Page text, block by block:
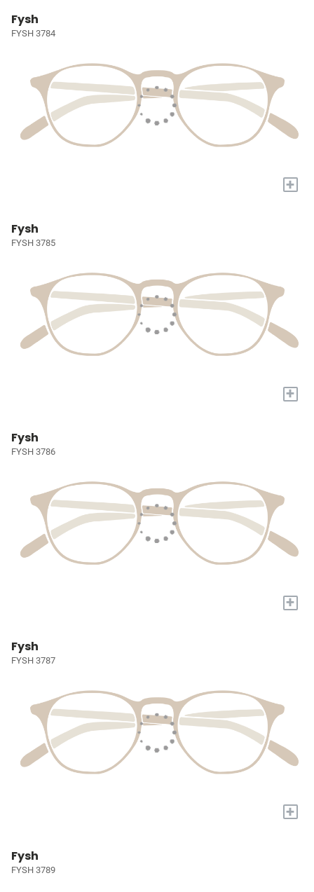
Fysh
FYSH 3784
+
Fysh
FYSH 3785
+
Fysh
FYSH 3786
+
Fysh
FYSH 3787
+
Fysh
FYSH 3789